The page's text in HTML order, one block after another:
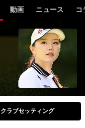
動画 ニュース コ
クラブセッティング